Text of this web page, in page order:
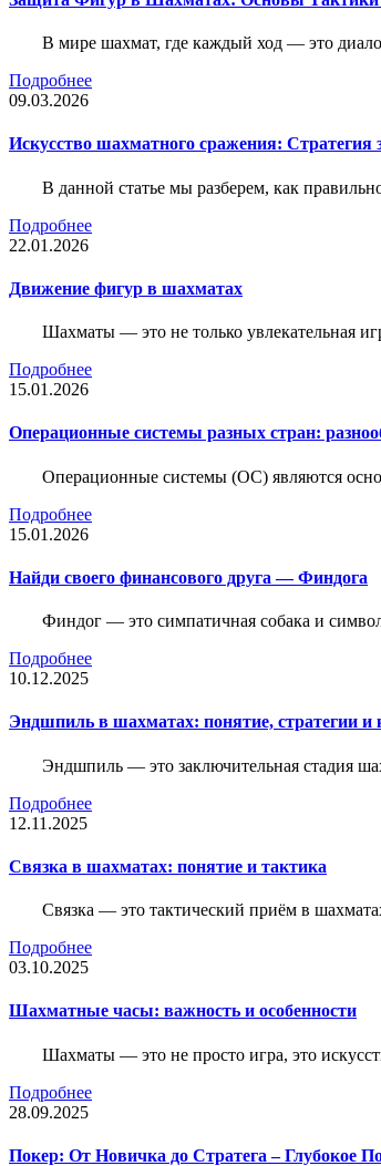
В мире шахмат, где каждый ход — это
Подробнее
09.03.2026
Искусство шахматного сражения: Стратегия
В данной статье мы разберем, как
Подробнее
22.01.2026
Движение фигур в шахматах
Шахматы — это не только увлекательная
Подробнее
15.01.2026
Операционные системы разных стран:
Операционные системы (ОС) являются
Подробнее
15.01.2026
Найди своего финансового друга — Финдога
Финдог — это симпатичная собака и
Подробнее
10.12.2025
Эндшпиль в шахматах: понятие, стратегии
Эндшпиль — это заключительная стадия
Подробнее
12.11.2025
Связка в шахматах: понятие и тактика
Связка — это тактический приём в
Подробнее
03.10.2025
Шахматные часы: важность и особенности
Шахматы — это не просто игра, это
Подробнее
28.09.2025
Покер: От Новичка до Стратега – Глубокое